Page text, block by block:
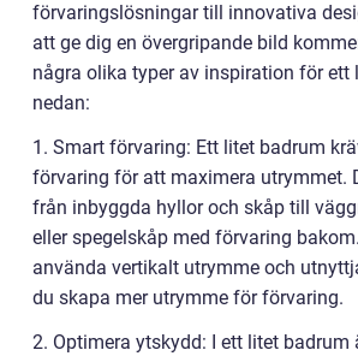
förvaringslösningar till innovativa
att ge dig en övergripande bild
några olika typer av inspiration för ett
nedan:
1. Smart förvaring: Ett litet badrum
förvaring för att maximera utrymmet.
från inbyggda hyllor och skåp till
eller spegelskåp med förvaring
använda vertikalt utrymme och
du skapa mer utrymme för förvaring.
2. Optimera ytskydd: I ett litet badrum